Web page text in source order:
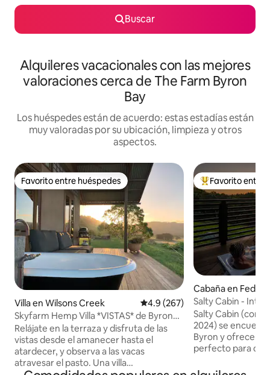
Buscar
Alquileres vacacionales con las mejores
valoraciones cerca de The Farm Byron
Bay
Los huéspedes están de acuerdo: estas estadías están
muy valoradas por su ubicación, limpieza y otros
aspectos.
Favorito entre huéspedes
Favorito entre huéspedes
Villa en Wilsons Creek Calificación promedio: 4.9 de
4.9 (267)
Skyfarm Hemp Villa *VISTAS* de Byron
Hinterland
Relájate en la terraza y disfruta de las
vistas desde el amanecer hasta el
atardecer, y observa a las vacas
atravesar el pasto. Una villa
Favorito entre
Favorito entre
Cabaña en
Salty Cabin -
Salty Cabin
2024) se
Byron y ofrece a
perfecto para
interior de Byron